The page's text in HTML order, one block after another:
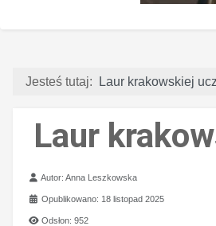
Jesteś tutaj: Laur krakowskiej
Laur
Szczegóły
Autor:Anna Leszkowska
Opublikowano: 18 listopad 2025
Odsłon: 952